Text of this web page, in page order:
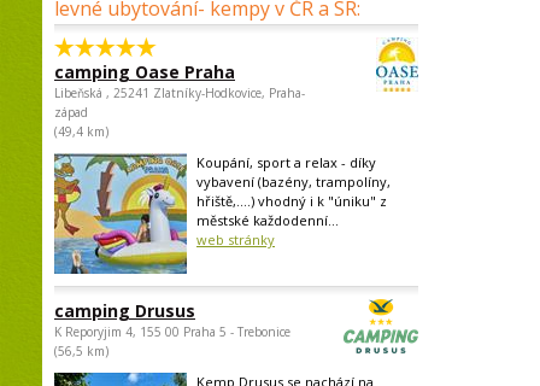
levné ubytování- kempy v ČR a SR:
camping Oase Praha
Libeňská , 25241 Zlatníky-Hodkovice, Praha-
západ
(49,4 km)
Koupání, sport a relax - díky
vybavení (bazény, trampolíny,
hřiště,....) vhodný i k "úniku" z
městské každodenní...
web stránky
camping Drusus
K Reporyjim 4, 155 00 Praha 5 - Trebonice
(56,5 km)
Kemp Drusus se nachází na